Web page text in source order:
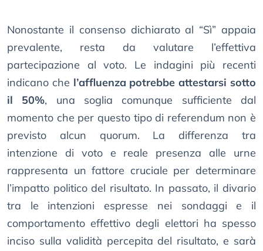
Nonostante il consenso dichiarato al “Sì” appaia
prevalente, resta da valutare l’effettiva
partecipazione al voto. Le indagini più recenti
indicano che l’affluenza potrebbe attestarsi sotto
il 50%, una soglia comunque sufficiente dal
momento che per questo tipo di referendum non è
previsto alcun quorum. La differenza tra
intenzione di voto e reale presenza alle urne
rappresenta un fattore cruciale per determinare
l’impatto politico del risultato. In passato, il divario
tra le intenzioni espresse nei sondaggi e il
comportamento effettivo degli elettori ha spesso
inciso sulla validità percepita del risultato, e sarà